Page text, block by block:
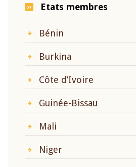
Etats membres
Bénin
Burkina
Côte d’Ivoire
Guinée-Bissau
Mali
Niger